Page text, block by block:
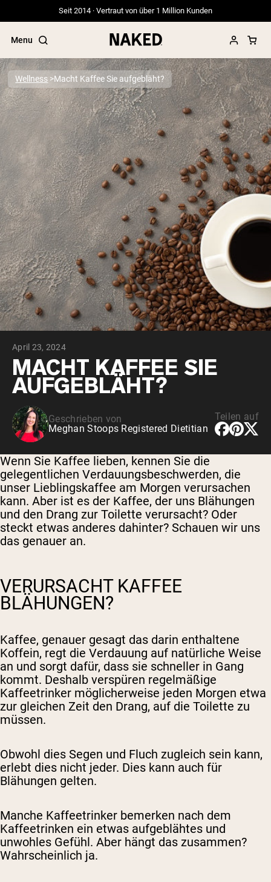
Seit 2014 · Vertraut von über 1 Million Kunden
Menu
Beliebte Suchbegriffe
”Protein Powder“
”Overnight Oats“
”Vegan protein“
”Collagen“
”Micellar Casein“
Wellness Macht Kaffee Sie aufgebläht?
April 23, 2024
MACHT KAFFEE SIE
AUFGEBLÄHT?
Geschrieben von
Meghan Stoops Registered Dietitian
Teilen auf
Wenn Sie Kaffee lieben, kennen Sie die
gelegentlichen Verdauungsbeschwerden, die
unser Lieblingskaffee am Morgen verursachen
kann. Aber ist es der Kaffee, der uns Blähungen
und den Drang zur Toilette verursacht? Oder
steckt etwas anderes dahinter? Schauen wir uns
das genauer an.
VERURSACHT KAFFEE
BLÄHUNGEN?
Kaffee, genauer gesagt das darin enthaltene
Koffein, regt die Verdauung auf natürliche Weise
an und sorgt dafür, dass sie schneller in Gang
kommt. Deshalb verspüren regelmäßige
Kaffeetrinker möglicherweise jeden Morgen etwa
zur gleichen Zeit den Drang, auf die Toilette zu
müssen.
Obwohl dies Segen und Fluch zugleich sein kann,
erlebt dies nicht jeder. Dies kann auch für
Blähungen gelten.
Manche Kaffeetrinker bemerken nach dem
Kaffeetrinken ein etwas aufgeblähtes und
unwohles Gefühl. Aber hängt das zusammen?
Wahrscheinlich ja.